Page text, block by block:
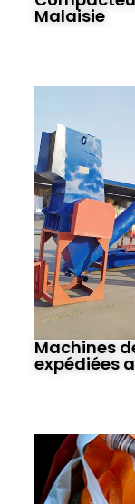
Malaisie
Machines
expédiées